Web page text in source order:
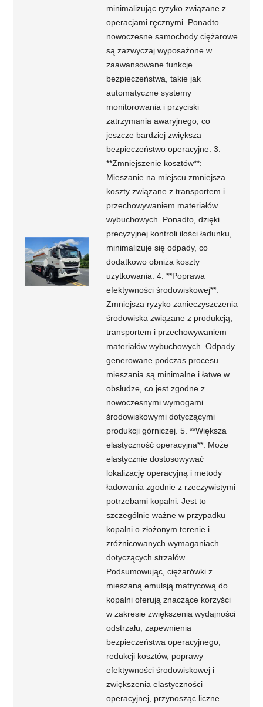
minimalizując ryzyko związane z
operacjami ręcznymi. Ponadto
nowoczesne samochody ciężarowe
są zazwyczaj wyposażone w
zaawansowane funkcje
bezpieczeństwa, takie jak
automatyczne systemy
monitorowania i przyciski
zatrzymania awaryjnego, co
jeszcze bardziej zwiększa
bezpieczeństwo operacyjne. 3.
**Zmniejszenie kosztów**:
Mieszanie na miejscu zmniejsza
koszty związane z transportem i
przechowywaniem materiałów
wybuchowych. Ponadto, dzięki
precyzyjnej kontroli ilości ładunku,
minimalizuje się odpady, co
dodatkowo obniża koszty
użytkowania. 4. **Poprawa
efektywności środowiskowej**:
Zmniejsza ryzyko zanieczyszczenia
środowiska związane z produkcją,
transportem i przechowywaniem
materiałów wybuchowych. Odpady
generowane podczas procesu
mieszania są minimalne i łatwe w
obsłudze, co jest zgodne z
nowoczesnymi wymogami
środowiskowymi dotyczącymi
produkcji górniczej. 5. **Większa
elastyczność operacyjna**: Może
elastycznie dostosowywać
lokalizację operacyjną i metody
ładowania zgodnie z rzeczywistymi
potrzebami kopalni. Jest to
szczególnie ważne w przypadku
kopalni o złożonym terenie i
zróżnicowanych wymaganiach
dotyczących strzałów.
Podsumowując, ciężarówki z
mieszaną emulsją matrycową do
kopalni oferują znaczące korzyści
w zakresie zwiększenia wydajności
odstrzału, zapewnienia
bezpieczeństwa operacyjnego,
redukcji kosztów, poprawy
efektywności środowiskowej i
zwiększenia elastyczności
operacyjnej, przynosząc liczne